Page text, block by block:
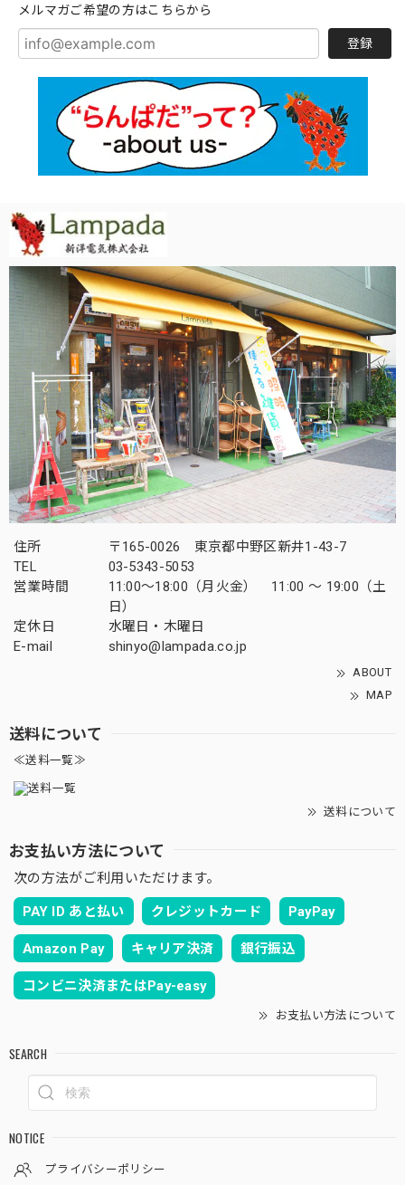
メルマガご希望の方はこちらから
登録
住所
〒165-0026 東京都中野区新井1-43-7
TEL
03-5343-5053
営業時間
11:00～18:00（月火金） 11:00 ～ 19:00（土
日）
定休日
水曜日・木曜日
E-mail
shinyo@lampada.co.jp
ABOUT
MAP
送料について
≪送料一覧≫
送料について
お支払い方法について
次の方法がご利用いただけます。
PAY ID あと払い クレジットカード PayPay
Amazon Pay キャリア決済 銀行振込
コンビニ決済またはPay-easy
お支払い方法について
SEARCH
NOTICE
プライバシーポリシー